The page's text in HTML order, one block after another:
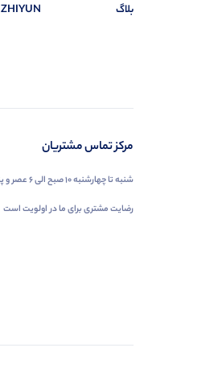
بلاگ
ZHIYUN
مرکز تماس مشتریان
شنبه تا چهارشنبه ۱۰ صبح الی ۶ عصر و پنجشنبه ۱۰ صبح الی ۱۶ عصر
رضایت مشتری برای ما در اولویت است